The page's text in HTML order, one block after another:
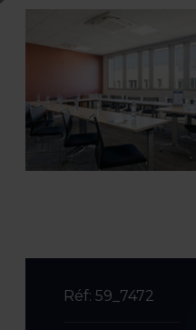
Réf: 59_7472